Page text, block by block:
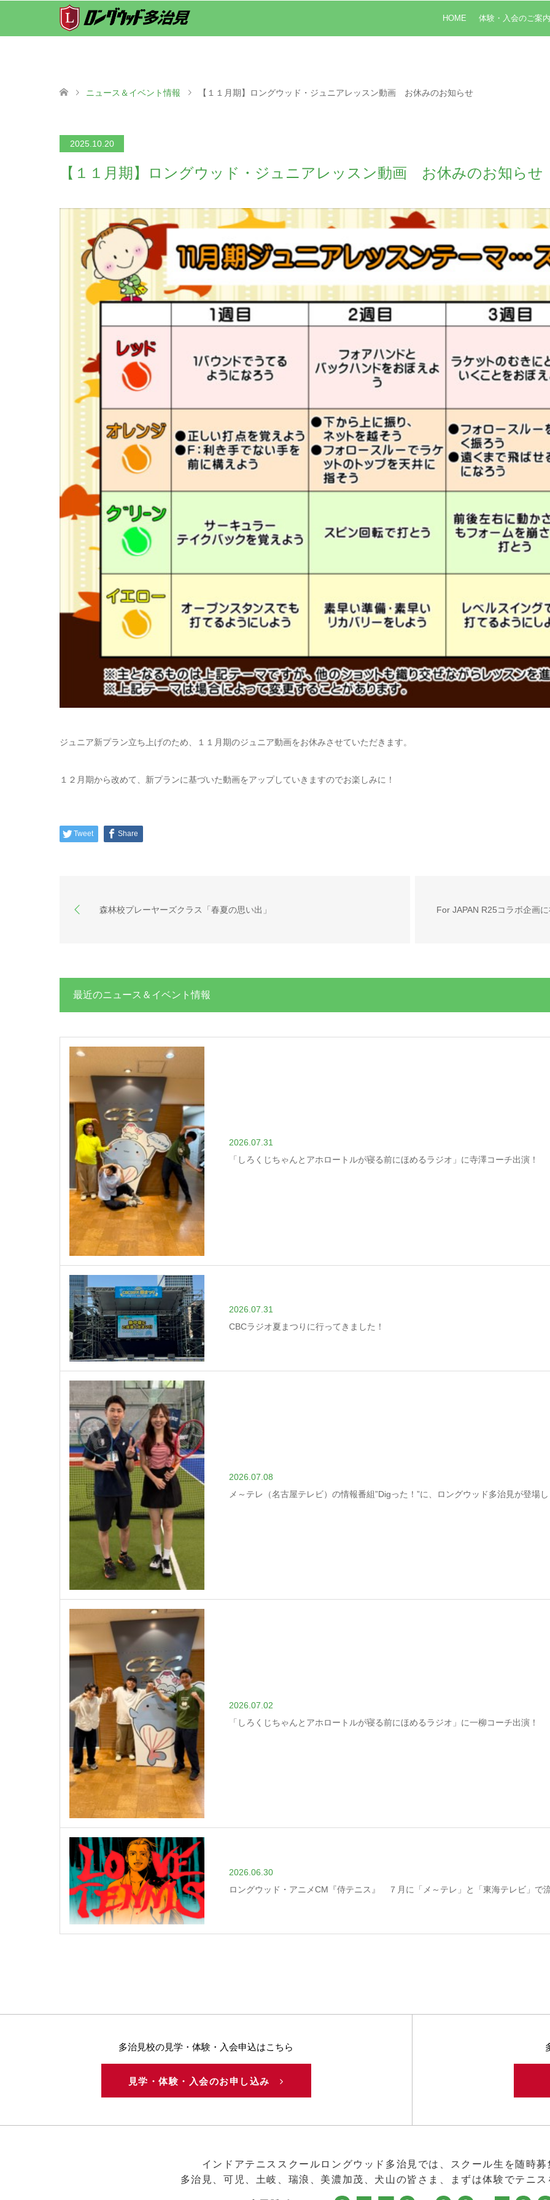
HOME 体験・入会のご案内
ニュース＆イベント情報 【１１月期】ロングウッド・ジュニアレッスン動画 お休みのお知らせ
2025.10.20
【１１月期】ロングウッド・ジュニアレッスン動画 お休みのお知らせ
ジュニア新プラン立ち上げのため、１１月期のジュニア動画をお休みさせていただきます。
１２月期から改めて、新プランに基づいた動画をアップしていきますのでお楽しみに！
Tweet Share
森林校プレーヤーズクラス「春夏の思い出」 For JAPAN R25コラボ企画
最近のニュース＆イベント情報
2026.07.31
「しろくじちゃんとアホロートルが寝る前にほめるラジオ」に寺澤コーチ出演！
2026.07.31
CBCラジオ夏まつりに行ってきました！
2026.07.08
メ～テレ（名古屋テレビ）の情報番組”Digった！”に、ロングウッド多治見が登場
2026.07.02
「しろくじちゃんとアホロートルが寝る前にほめるラジオ」に一柳コーチ出演！
2026.06.30
ロングウッド・アニメCM『侍テニス』 ７月に「メ～テレ」と「東海テレビ」で
多治見校の見学・体験・入会申込はこちら
見学・体験・入会のお申し込み
インドアテニススクールロングウッド多治見では、スクール生を随時
多治見、可児、土岐、瑞浪、美濃加茂、犬山の皆さま、まずは体験でテニ